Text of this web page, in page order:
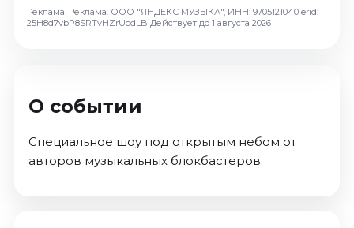
Январь 2027
Реклама. Реклама. ООО "ЯНДЕКС МУЗЫКА", ИНН: 9705121040 erid:
25H8d7vbP8SRTvHZrUcdLB Действует до 1 августа 2026
О событии
Специальное шоу под открытым небом от
авторов музыкальных блокбастеров.